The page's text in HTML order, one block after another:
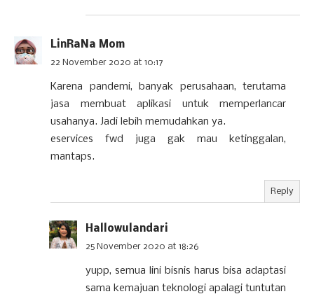
LinRaNa Mom
22 November 2020 at 10:17
Karena pandemi, banyak perusahaan, terutama
jasa membuat aplikasi untuk memperlancar
usahanya. Jadi lebih memudahkan ya.
eservices fwd juga gak mau ketinggalan,
mantaps.
Reply
Hallowulandari
25 November 2020 at 18:26
yupp, semua lini bisnis harus bisa adaptasi
sama kemajuan teknologi apalagi tuntutan